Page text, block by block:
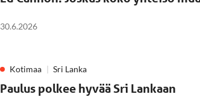
30.6.2026
Kotimaa Sri Lanka
Paulus polkee hyvää Sri Lankaan